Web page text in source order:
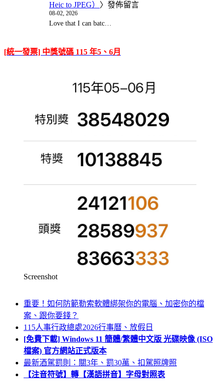
Heic to JPEG） 〉發佈留言
08-02, 2026
Love that I can batc…
[統一發票] 中獎號碼 115 年5、6月
Screenshot
重要！如何防範勒索軟體綁架你的電腦、加密你的檔
案、跟你要錢？
115人事行政總處2026行事曆、放假日
[免費下載] Windows 11 簡體/繁體中文版 光碟映像 (ISO
檔案) 官方網站正式版本
最新酒駕罰則：關3年、罰30萬、扣駕照牌照
【注音符號】轉【漢語拼音】字母對照表